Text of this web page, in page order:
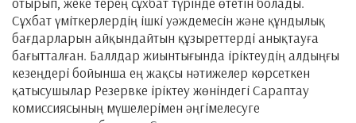
Сұхбат үміткерлердің ішкі уәждемесін және құндылық
бағдарларын айқындайтын құзыреттерді анықтауға
бағытталған. Баллдар жиынтығында іріктеудің алдыңғы
кезеңдері бойынша ең жақсы нәтижелер көрсеткен
қатысушылар Резервке іріктеу жөніндегі Сараптау
комиссиясының мүшелерімен әңгімелесуге